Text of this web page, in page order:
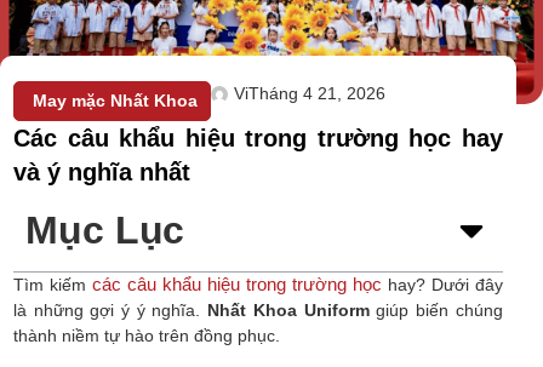
May mặc Nhất Khoa ViTháng 4 21, 2026
Các câu khẩu hiệu trong trường học hay
và ý nghĩa nhất
Mục Lục
Tìm kiếm các câu khẩu hiệu trong trường học hay? Dưới đây
là những gợi ý ý nghĩa. Nhất Khoa Uniformgiúp biến chúng
thành niềm tự hào trên đồng phục.